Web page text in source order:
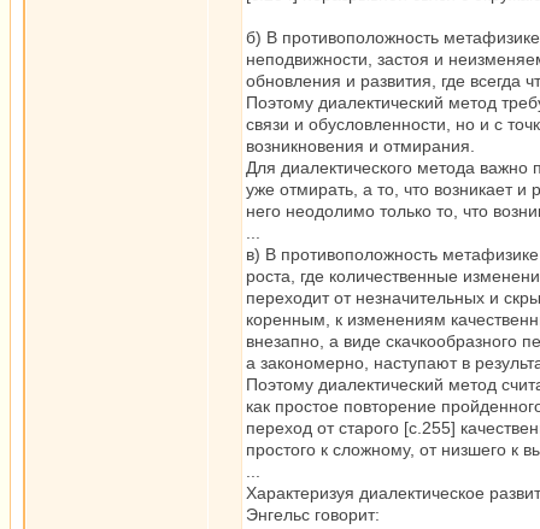
б) В противоположность
неподвижности, застоя и
обновления и развития, где всегда
Поэтому диалектический метод
связи и обусловленности, но и с
возникновения и отмирания.
Для диалектического метода
уже отмирать, а то, что возникает
него неодолимо только то, что
в) В противоположность
роста, где количественные
переходит от незначительных и
коренным, к изменениям
внезапно, а виде скачкообразного
а закономерно, наступают в
Поэтому диалектический метод
как простое повторение
переход от старого [c.255]
простого к сложному, от низшего к
Характеризуя диалектическое
Энгельс говорит: